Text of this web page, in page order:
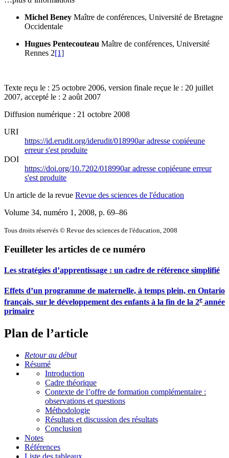
Michel Beney Maître de conférences, Université de Bretagne
Occidentale
Hugues Pentecouteau Maître de conférences, Université
Rennes 2[1]
Texte reçu le : 25 octobre 2006, version finale reçue le : 20 juillet
2007, accepté le : 2 août 2007
Diffusion numérique : 21 octobre 2008
URI
https://id.erudit.org/iderudit/018990aradresse copiéeune
erreur s'est produite
DOI
https://doi.org/10.7202/018990aradresse copiéeune erreur
s'est produite
Un article de la revue Revue des sciences de l'éducation
Volume 34, numéro 1, 2008, p. 69–86
Tous droits réservés © Revue des sciences de l'éducation, 2008
Feuilleter les articles de ce numéro
Les stratégies d’apprentissage : un cadre de référence simplifié
Effets d’un programme de maternelle, à temps plein, en Ontario
français, sur le développement des enfants à la fin de la 2e année
primaire
Plan de l’article
Retour au début
Résumé
Introduction
Cadre théorique
Contexte de l’offre de formation complémentaire :
observations et questions
Méthodologie
Résultats et discussion des résultats
Conclusion
Notes
Références